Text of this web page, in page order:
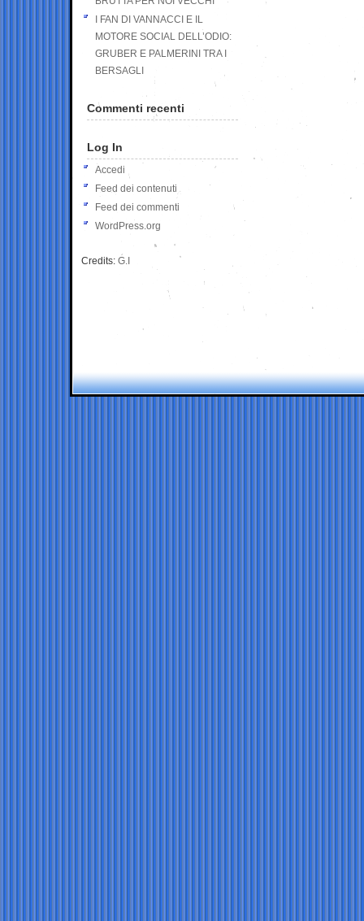
I FAN DI VANNACCI E IL
MOTORE SOCIAL DELL’ODIO:
GRUBER E PALMERINI TRA I
BERSAGLI
Commenti recenti
Log In
Accedi
Feed dei contenuti
Feed dei commenti
WordPress.org
Credits: G.I